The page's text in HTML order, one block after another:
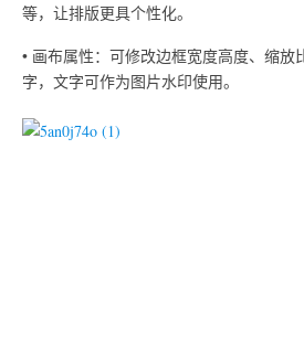
等，让排版更具个性化。
• 画布属性：可修改边框宽度高度、缩放
字，文字可作为图片水印使用。